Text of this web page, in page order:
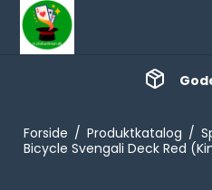
Forside / Produktkatalog /
Bicycle Svengali Deck Red